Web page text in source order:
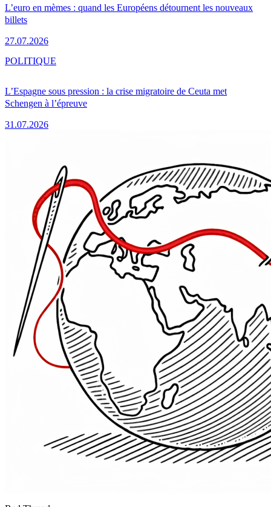
L’euro en mèmes : quand les Européens détournent les nouveaux
billets
27.07.2026
L’Espagne sous pression : la crise migratoire de Ceuta met
Schengen à l’épreuve
31.07.2026
POLITIQUE